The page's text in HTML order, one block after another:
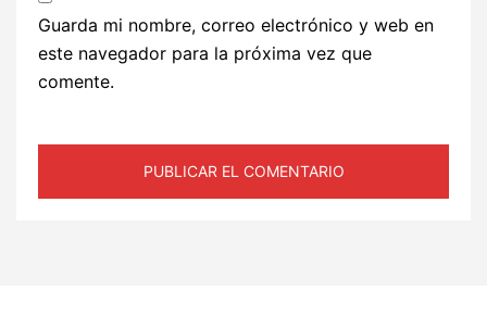
Guarda mi nombre, correo electrónico y web en
este navegador para la próxima vez que
comente.